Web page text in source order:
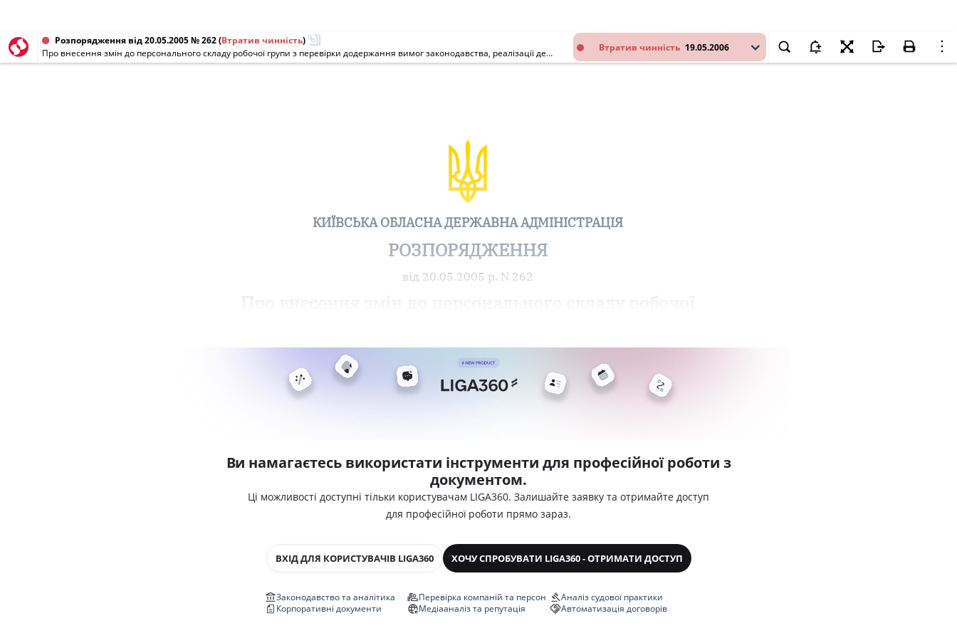
Втратив чинність 19.05.2006
Розпорядження від 20.05.2005 № 262(Втратив чинність)
Про внесення змін до персонального складу робочої групи з перевірки додержання вимог законодавства, реалізації державної політики у сфері регулювання земельних відносин, використання та охорони земель у Київській області
КИЇВСЬКА ОБЛАСНА ДЕРЖАВНА АДМІНІСТРАЦІЯ
РОЗПОРЯДЖЕННЯ
від 20.05.2005 р. N 262
Ви намагаєтесь використати інструменти для професійної роботи з
документом.
Ці можливості доступні тільки користувачам LIGA360. Залишайте заявку та отримайте доступ
для професійної роботи прямо зараз.
ВХІД ДЛЯ КОРИСТУВАЧІВ LIGA360 ХОЧУ СПРОБУВАТИ LIGA360 - ОТРИМАТИ ДОСТУП
Законодавство та аналітика
Корпоративні документи
Перевірка компаній та персон
Медіааналіз та репутація
Аналіз судової практики
Автоматизація договорів